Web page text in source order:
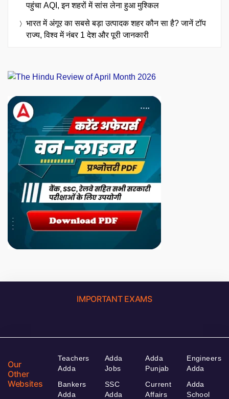
पहुंचा AQI, इन शहरों में सांस लेना हुआ मुश्किल
भारत में अंगूर का सबसे बड़ा उत्पादक शहर कौन सा है? जानें टॉप
राज्य, विश्व में नंबर 1 देश और पूरी जानकारी
IMPORTANT EXAMS
Our
Other
Websites
Teachers
Adda
Bankers
Adda
Adda
Jobs
SSC
Adda
Adda
Punjab
Current
Affairs
Engineers
Adda
Adda
School